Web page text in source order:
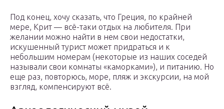
Под конец, хочу сказать, что Греция, по крайней
мере, Крит — всё-таки отдых на любителя. При
желании можно найти в нем свои недостатки,
искушенный турист может придраться и к
небольшим номерам (некоторые из наших соседей
называли свои комнаты «каморками»), и питанию. Но
еще раз, повторюсь, море, пляж и экскурсии, на мой
взгляд, компенсируют всё.